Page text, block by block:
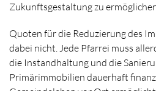
Zukunftsgestaltung zu
Quoten für die Reduzierung des
dabei nicht. Jede Pfarrei muss
die Instandhaltung und die
Primärimmobilien dauerhaft